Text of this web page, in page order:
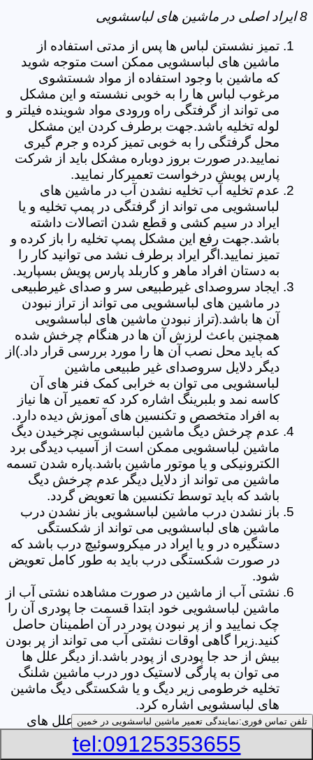
8 ایراد اصلی در ماشین های لباسشویی
تمیز نشستن لباس ها پس از مدتی استفاده از
ماشین های لباسشویی ممکن است متوجه شوید
که ماشین با وجود استفاده از مواد شستشوی
مرغوب لباس ها را به خوبی نشسته و این مشکل
می تواند از گرفتگی راه ورودی مواد شوینده فیلتر و
لوله تخلیه باشد.جهت برطرف کردن این مشکل
محل گرفتگی را به خوبی تمیز کرده و جرم گیری
نمایید.در صورت بروز دوباره مشکل باید از شرکت
پارس پویش درخواست تعمیرکار نمایید.
عدم تخلیه آب تخلیه نشدن آب در ماشین های
لباسشویی می تواند از گرفتگی در پمپ تخلیه و یا
ایراد در سیم کشی و قطع شدن اتصالات داشته
باشد.جهت رفع این مشکل پمپ تخلیه را باز کرده و
تمیز نمایید.اگر ایراد برطرف نشد می توانید کار را
به دستان افراد ماهر و کاربلد پارس پویش بسپارید.
ایجاد سروصدای غیرطبیعی سر و صدای غیرطبیعی
در ماشین های لباسشویی می تواند از تراز نبودن
آن ها باشد.(تراز نبودن ماشین های لباسشویی
همچنین باعث لرزش آن ها در هنگام چرخش شده
که باید محل نصب آن ها را مورد بررسی قرار داد.)از
دیگر دلایل سروصدای غیر طبیعی ماشین
لباسشویی می توان به خرابی کمک فنر های آن
کاسه نمد و بلبرینگ اشاره کرد که تعمیر آن ها نیاز
به افراد متخصص و تکنسین های آموزش دیده دارد.
عدم چرخش دیگ ماشین لباسشویی نچرخیدن دیگ
ماشین لباسشویی ممکن است از آسیب دیدگی برد
الکترونیکی و یا موتور ماشین باشد.پاره شدن تسمه
ماشین می تواند از دلایل دیگر عدم چرخش دیگ
باشد که باید توسط تکنسین ها تعویض گردد.
باز نشدن درب ماشین لباسشویی باز نشدن درب
ماشین های لباسشویی می تواند از شکستگی
دستگیره در و یا ایراد در میکروسوئیچ درب باشد که
در صورت شکستگی درب باید به طور کامل تعویض
شود.
نشتی آب از ماشین در صورت مشاهده نشتی آب از
ماشین لباسشویی خود ابتدا قسمت جا پودری آن را
چک نمایید و از پر نبودن پودر در آن اطمینان حاصل
کنید.زیرا گاهی اوقات نشتی آب می تواند از پر بودن
بیش از حد جا پودری از پودر باشد.از دیگر علل ها
می توان به پارگی لاستیک دور درب ماشین شلنگ
تخلیه خرطومی زیر دیگ و یا شکستگی دیگ ماشین
های لباسشویی اشاره کرد.
خشک نکردن لباس ها یکی از بیشترین علل های
خشک نکردن لباس ها توسط ماشین های
لباسشویی پر کردن دیگ آن ها بیش از حد ظرفیت
تلفن تماس فوری:نمایندگی تعمیر ماشین لباسشویی در خمین
tel:09125353655